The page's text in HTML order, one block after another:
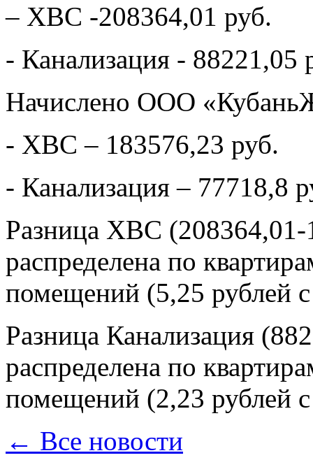
– ХВС -208364,01 руб.
- Канализация - 88221,05
Начислено ООО
- ХВС – 183576,23 руб.
- Канализация – 77718,8
Разница ХВС
распределена по
помещений (5,25 рублей с
Разница Канализация
распределена по
помещений (2,23 рублей с
← Все новости